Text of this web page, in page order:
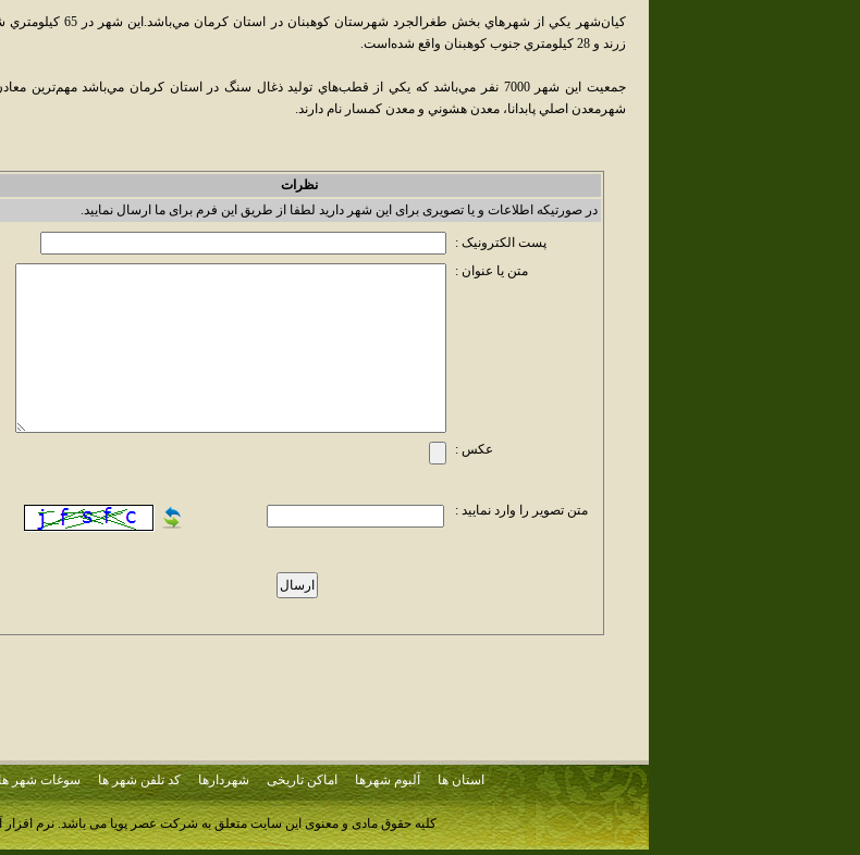
کيان‌شهر يکي از شهرهاي بخش طغرالجرد شهرستان کوهبنان در استان کرمان
زرند و 28 کيلومتري جنوب کوهبنان واقع شده‌است.
جمعيت اين شهر 7000 نفر مي‌باشد که يکي از قطب‌هاي توليد ذغال سنگ در استان کرمان مي‌باشد مهم‌ترين
شهرمعدن اصلي پابدانا، معدن هشوني و معدن کمسار نام دارند.
نظرات
در صورتیکه اطلاعات و یا تصویری برای این شهر دارید لطفا از طریق این فرم برای ما ارسال نمایید.
پست الکترونیک :
متن یا عنوان :
عکس :
متن تصویر را وارد نمایید :
استان ها آلبوم شهرها اماکن تاریخی شهردارها کد تلفن شهر ها سوغات شهر
کلیه حقوق مادی و معنوی این سایت متعلق به شرکت عصر پویا می باشد.نرم